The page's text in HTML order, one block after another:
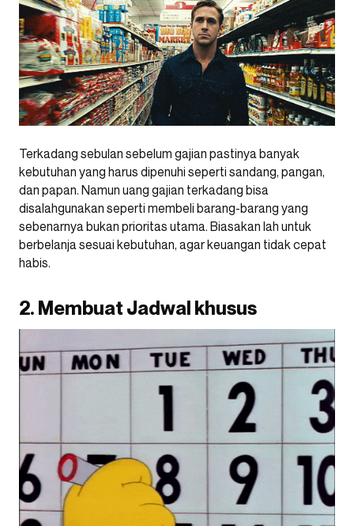
Terkadang sebulan sebelum gajian pastinya banyak
kebutuhan yang harus dipenuhi seperti sandang, pangan,
dan papan. Namun uang gajian terkadang bisa
disalahgunakan seperti membeli barang-barang yang
sebenarnya bukan prioritas utama. Biasakan lah untuk
berbelanja sesuai kebutuhan, agar keuangan tidak cepat
habis.
2. Membuat Jadwal khusus